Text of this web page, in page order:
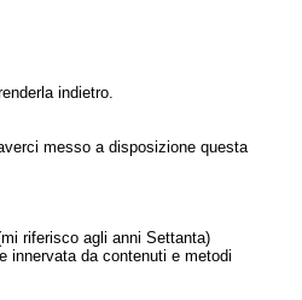
indietro.
messo a disposizione questa
riferisco agli anni Settanta)
innervata da contenuti e metodi